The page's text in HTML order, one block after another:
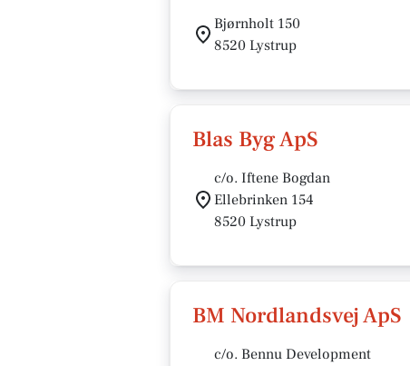
Bjørnholt 150
8520 Lystrup
Blas Byg ApS
c/o. Iftene Bogdan
Ellebrinken 154
8520 Lystrup
BM Nordlandsvej ApS
c/o. Bennu Development